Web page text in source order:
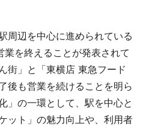
周辺を中心に進められている
を終えることが発表されて
街」と「東横店 東急フード
後も営業を続けることを明ら
」の一環として、駅を中心と
ット」の魅力向上や、利用者